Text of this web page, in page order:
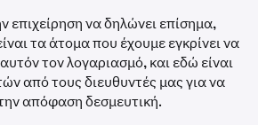
επιχείρηση να δηλώνει επίσημα,
τα άτομα που έχουμε εγκρίνει να
τον λογαριασμό, και εδώ είναι
από τους διευθυντές μας για να
απόφαση δεσμευτική.